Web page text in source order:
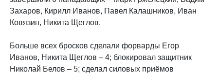
Захаров, Кирилл Иванов, Павел Калашников, Иван
Ковязин, Никита Щеглов.
Больше всех бросков сделали форварды Егор
Иванов, Никита Щеглов – 4; блокировал защитник
Николай Белов – 5; сделал силовых приёмов